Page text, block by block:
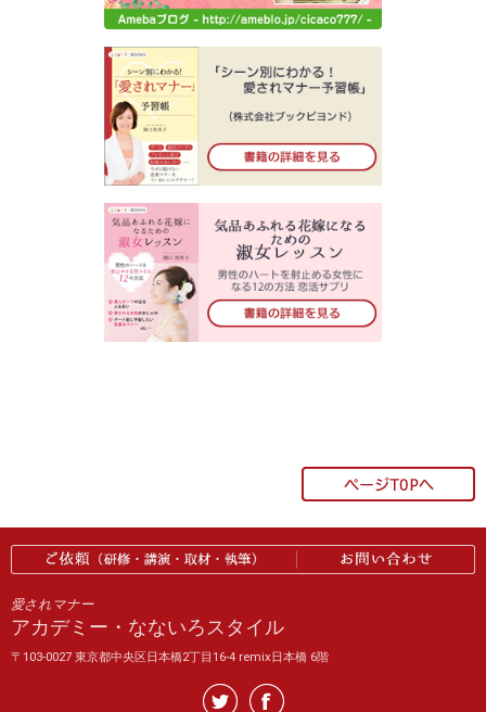
愛されマナー
アカデミー・なないろスタイル
〒103-0027 東京都中央区日本橋2丁目16-4 remix日本橋 6階